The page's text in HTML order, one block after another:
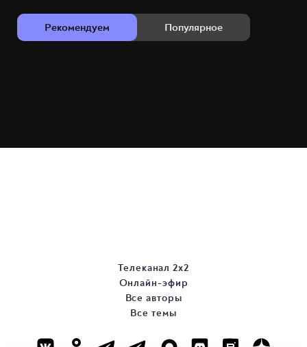
Рекомендуем Популярное
Телеканал 2х2
Онлайн-эфир
Все авторы
Все темы